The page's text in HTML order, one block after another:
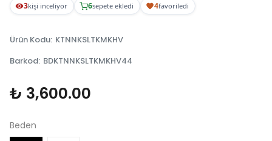
3kişi inceliyor 6sepete ekledi 4favoriledi
Ürün Kodu: KTNNKSLTKMKHV
Barkod: BDKTNNKSLTKMKHV44
₺ 3,600.00
Beden